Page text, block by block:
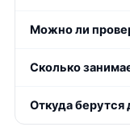
Можно ли
Сколько
Откуда берутся